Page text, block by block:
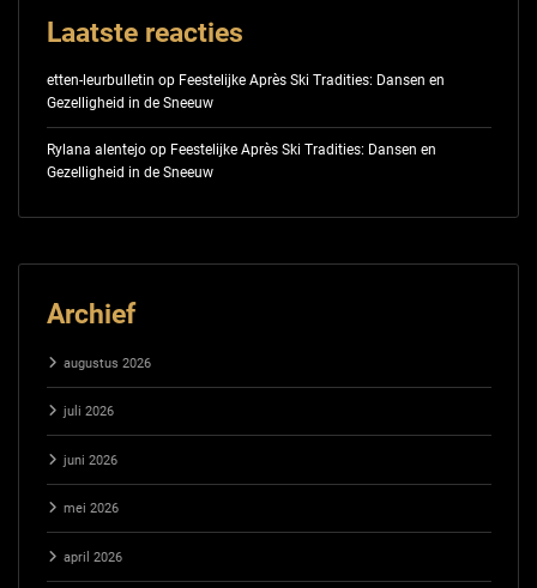
Laatste reacties
etten-leurbulletin op Feestelijke Après Ski Tradities: Dansen en
Gezelligheid in de Sneeuw
Rylana alentejoop Feestelijke Après Ski Tradities: Dansen en
Gezelligheid in de Sneeuw
Archief
augustus 2026
juli 2026
juni 2026
mei 2026
april 2026